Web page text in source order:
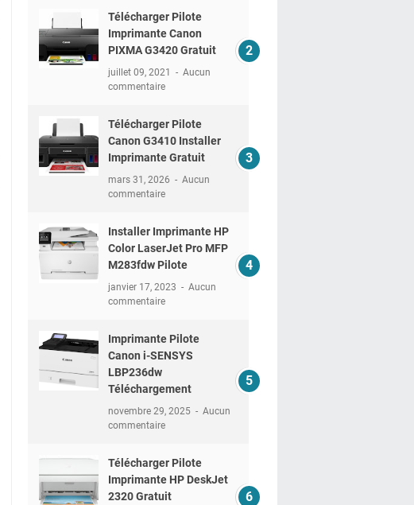
Télécharger Pilote
Imprimante Canon
PIXMA G3420 Gratuit
juillet 09, 2021
Aucun
commentaire
Télécharger Pilote
Canon G3410 Installer
Imprimante Gratuit
mars 31, 2026
Aucun
commentaire
Installer Imprimante HP
Color LaserJet Pro MFP
M283fdw Pilote
janvier 17, 2023
Aucun
commentaire
Imprimante Pilote
Canon i-SENSYS
LBP236dw
Téléchargement
novembre 29, 2025
Aucun
commentaire
Télécharger Pilote
Imprimante HP DeskJet
2320 Gratuit